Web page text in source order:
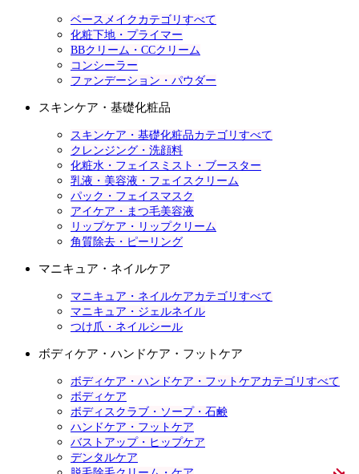
ベースメイクカテゴリすべて
化粧下地・プライマー
BBクリーム・CCクリーム
コンシーラー
ファンデーション・パウダー
スキンケア・基礎化粧品
スキンケア・基礎化粧品カテゴリすべて
クレンジング・洗顔料
化粧水・フェイスミスト・ブースター
乳液・美容液・フェイスクリーム
パック・フェイスマスク
アイケア・まつ毛美容液
リップケア・リップクリーム
角質除去・ピーリング
マニキュア・ネイルケア
マニキュア・ネイルケアカテゴリすべて
マニキュア・ジェルネイル
つけ爪・ネイルシール
ボディケア・ハンドケア・フットケア
ボディケア・ハンドケア・フットケアカテゴリすべて
ボディケア
ボディスクラブ・ソープ・石鹸
ハンドケア・フットケア
バストアップ・ヒップケア
デンタルケア